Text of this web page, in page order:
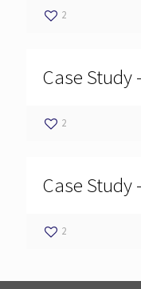
2
Case Study
2
Case Study
2